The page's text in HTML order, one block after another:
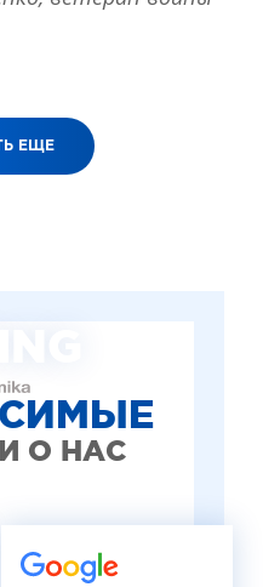
ЕЩЕ
О НАС